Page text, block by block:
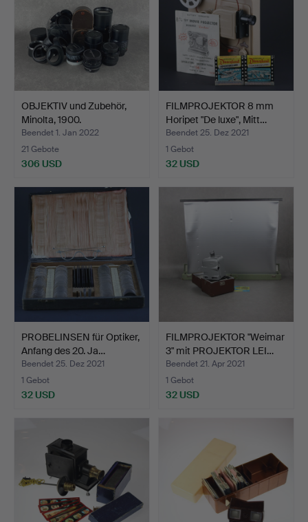
OBJEKTIV und Zubehör,
Minolta, 1900.
Beendet 1. Jan 2022
21 Gebote
306 USD
FILMPROJEKTOR 8 mm
Horipet "De luxe", Mitt…
Beendet 25. Dez 2021
1 Gebot
32 USD
PROBELINSEN für Optiker,
Anfang des 20. Ja…
Beendet 25. Dez 2021
1 Gebot
32 USD
FILMPROJEKTOR "Weimar
3" mit PROJEKTOR LEI…
Beendet 21. Apr 2021
1 Gebot
32 USD